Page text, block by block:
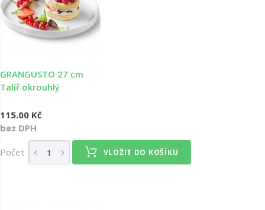
GRANGUSTO 27 cm
Talíř okrouhlý
115.00 Kč
bez DPH
Počet VLOŽIT DO KOŠÍKU